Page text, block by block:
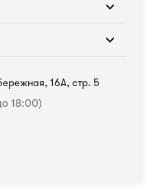
16А, стр. 5
18:00)